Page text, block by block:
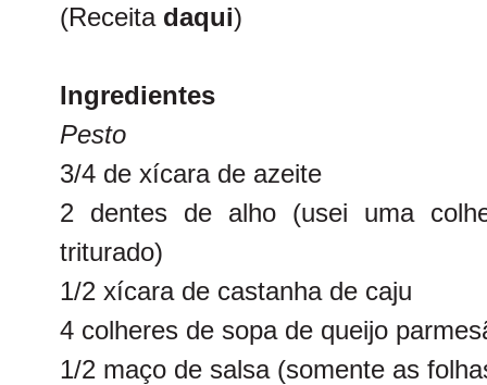
(Receita daqui)
Ingredientes
Pesto
3/4 de xícara de azeite
2 dentes de alho (usei uma
triturado)
1/2 xícara de castanha de caju
4 colheres de sopa de queijo
1/2 maço de salsa (somente as